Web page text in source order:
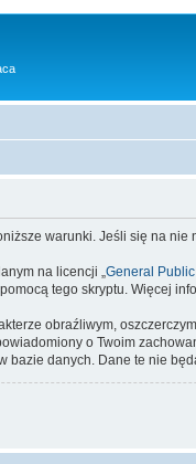
warunki. Jeśli się na
na licencji „ General
tego skryptu. Więcej
obraźliwym,
o Twoim
danych. Dane te nie